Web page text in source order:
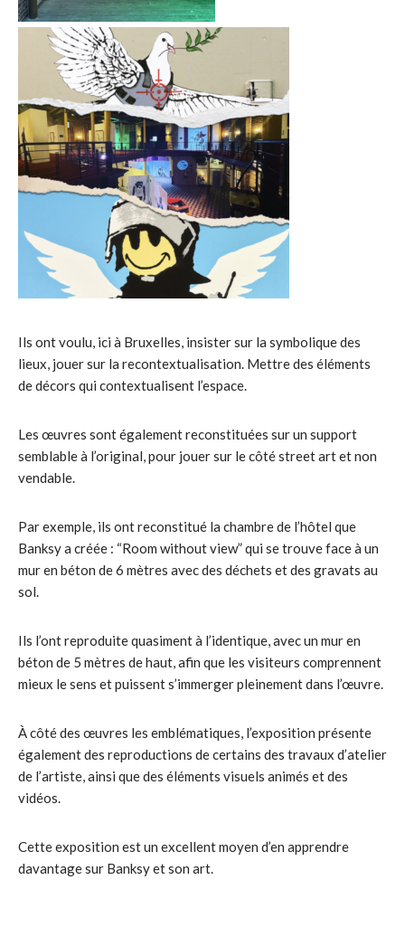
Ils ont voulu, ici à Bruxelles, insister sur la symbolique des
lieux, jouer sur la recontextualisation. Mettre des éléments
de décors qui contextualisent l’espace.
Les œuvres sont également reconstituées sur un support
semblable à l’original, pour jouer sur le côté street art et non
vendable.
Par exemple, ils ont reconstitué la chambre de l’hôtel que
Banksy a créée : “Room without view” qui se trouve face à un
mur en béton de 6 mètres avec des déchets et des gravats au
sol.
Ils l’ont reproduite quasiment à l’identique, avec un mur en
béton de 5 mètres de haut, afin que les visiteurs comprennent
mieux le sens et puissent s’immerger pleinement dans l’œuvre.
À côté des œuvres les emblématiques, l’exposition présente
également des reproductions de certains des travaux d’atelier
de l’artiste, ainsi que des éléments visuels animés et des
vidéos.
Cette exposition est un excellent moyen d’en apprendre
davantage sur Banksy et son art.